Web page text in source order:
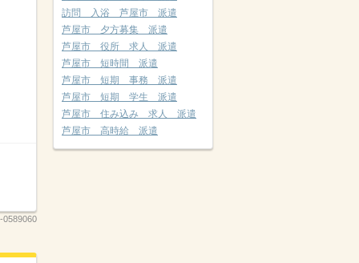
0589060
訪問 入浴 芦屋市 派遣
芦屋市 夕方募集 派遣
芦屋市 役所 求人 派遣
芦屋市 短時間 派遣
芦屋市 短期 事務 派遣
芦屋市 短期 学生 派遣
芦屋市 住み込み 求人 派遣
芦屋市 高時給 派遣